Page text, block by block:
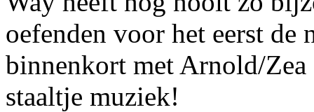
oefenden voor het eerst de
binnenkort met Arnold/Zea
staaltje muziek!